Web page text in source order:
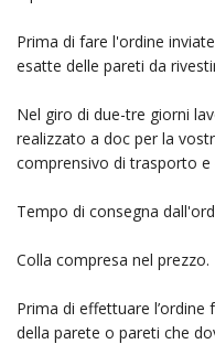
Prima di fare l'ordine
esatte delle pareti da
Nel giro di due-tre giorni
realizzato a doc per la
comprensivo di trasporto e
Tempo di consegna
Colla compresa nel prezzo.
Prima di effettuare
della parete o pareti che